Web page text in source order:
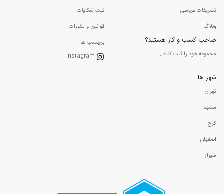
تشریفات عروسی
وبلاگ
صاحب کسب و کار هستید؟
مجموعه خود را ثبت کنید...
ثبت شکایات
قوانین و مقررات
برچسب ها
Instagram
شهر ها
تهران
مشهد
کرج
اصفهان
شیراز